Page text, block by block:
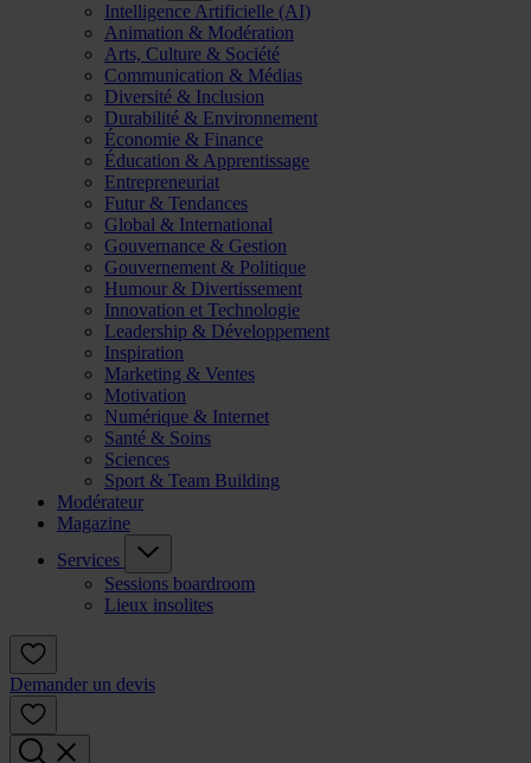
Intelligence Artificielle (AI)
Animation & Modération
Arts, Culture & Société
Communication & Médias
Diversité & Inclusion
Durabilité & Environnement
Économie & Finance
Éducation & Apprentissage
Entrepreneuriat
Futur & Tendances
Global & International
Gouvernance & Gestion
Gouvernement & Politique
Humour & Divertissement
Innovation et Technologie
Leadership & Développement
Inspiration
Marketing & Ventes
Motivation
Numérique & Internet
Santé & Soins
Sciences
Sport & Team Building
Modérateur
Magazine
Services
Sessions boardroom
Lieux insolites
Demander un devis